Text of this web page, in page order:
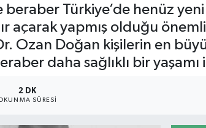
Türkiye’de henüz
açarak yapmış olduğu
Ozan Doğan kişilerin en
daha sağlıklı bir
2 DK
SÜRESI